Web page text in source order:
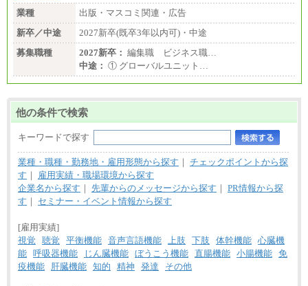
業種
出版・マスコミ関連・広告
新卒／中途
2027新卒(既卒3年以内可)・中途
募集職種
2027新卒： 編集職 ビジネス職…
中途： ① グローバルユニット…
他の条件で検索
キーワードで探す
業種・職種・勤務地・雇用形態から探す ｜ チェックポイントから探
す ｜
雇用実績・職場環境から探す
企業名から探す ｜ 先輩からのメッセージから探す ｜ PR情報から探
す ｜ セミナー・イベント情報から探す
[雇用実績]
視覚
聴覚 平衡機能 音声言語機能 上肢 下肢 体幹機能 心臓機
能 呼吸器機能 じん臓機能 ぼうこう機能 直腸機能 小腸機能 免
疫機能
肝臓機能 知的 精神 発達 その他